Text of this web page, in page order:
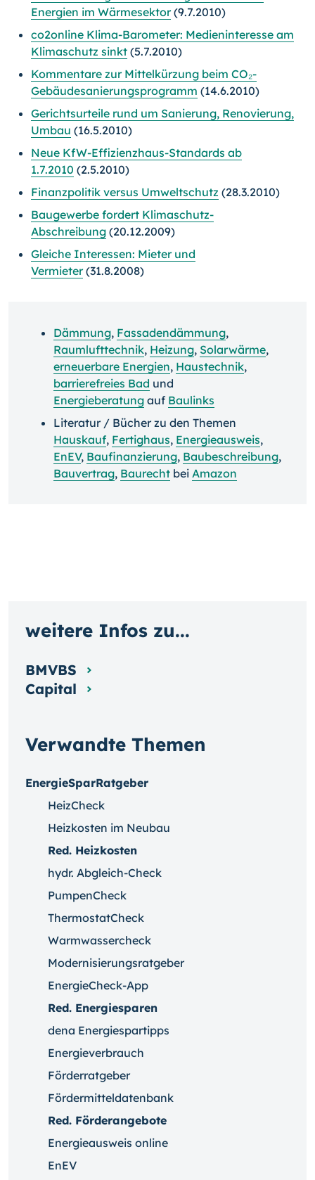
Energien im Wärmesektor(9.7.2010)
co2online Klima-Barometer: Medieninteresse am
Klimaschutz sinkt (5.7.2010)
Kommentare zur Mittelkürzung beim CO₂-
Gebäudesanierungsprogramm (14.6.2010)
Gerichtsurteile rund um Sanierung, Renovierung,
Umbau (16.5.2010)
Neue KfW-Effizienzhaus-Standards ab
1.7.2010 (2.5.2010)
Finanzpolitik versus Umweltschutz (28.3.2010)
Baugewerbe fordert Klimaschutz-
Abschreibung (20.12.2009)
Gleiche Interessen: Mieter und
Vermieter(31.8.2008)
Dämmung, Fassadendämmung,
Raumlufttechnik, Heizung, Solarwärme,
erneuerbare Energien, Haustechnik,
barrierefreies Bad und
Energieberatung auf Baulinks
Literatur / Bücher zu den Themen
Hauskauf, Fertighaus, Energieausweis,
EnEV, Baufinanzierung, Baubeschreibung,
Bauvertrag, Baurecht bei Amazon
Verwandte Themen
EnergieSparRatgeber
HeizCheck
Heizkosten im Neubau
Red. Heizkosten
hydr. Abgleich-Check
PumpenCheck
ThermostatCheck
Warmwassercheck
Modernisierungsratgeber
EnergieCheck-App
Red. Energiesparen
dena Energiespartipps
Energieverbrauch
Förderratgeber
Fördermitteldatenbank
Red. Förderangebote
Energieausweis online
EnEV
weitere Infos zu...
BMVBS
Capital